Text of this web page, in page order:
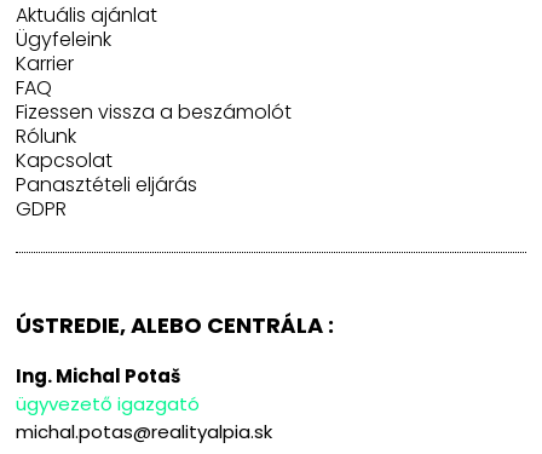
Aktuális ajánlat
Ügyfeleink
Karrier
FAQ
Fizessen vissza a beszámolót
Rólunk
Kapcsolat
Panasztételi eljárás
GDPR
ÚSTREDIE, ALEBO CENTRÁLA :
Ing. Michal Potaš
ügyvezető igazgató
michal.potas@realityalpia.sk